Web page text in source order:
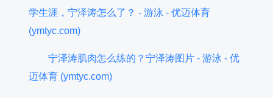
学生涯，宁泽涛怎么了？ - 游泳 - 优迈体育
(ymtyc.com)
宁泽涛肌肉怎么练的？宁泽涛图片 - 游泳 - 优
迈体育 (ymtyc.com)